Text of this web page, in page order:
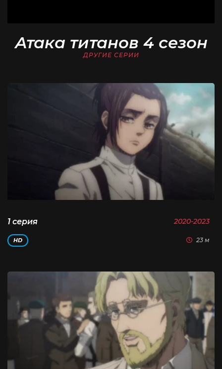
Атака титанов 4 сезон
ДРУГИЕ СЕРИИ
1 серия 2020-2023
HD 23 м